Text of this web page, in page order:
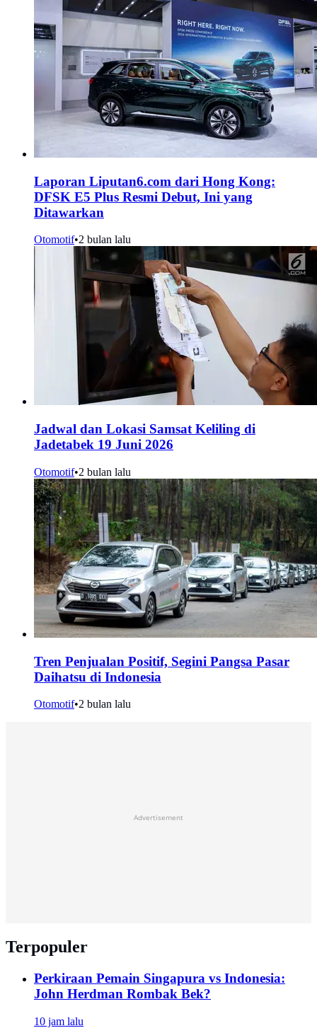
Laporan Liputan6.com dari Hong Kong:
DFSK E5 Plus Resmi Debut, Ini yang
Ditawarkan
Otomotif•2 bulan lalu
Jadwal dan Lokasi Samsat Keliling di
Jadetabek 19 Juni 2026
Otomotif•2 bulan lalu
Tren Penjualan Positif, Segini Pangsa Pasar
Daihatsu di Indonesia
Otomotif•2 bulan lalu
Advertisement
Terpopuler
Perkiraan Pemain Singapura vs Indonesia:
John Herdman Rombak Bek?
10 jam lalu